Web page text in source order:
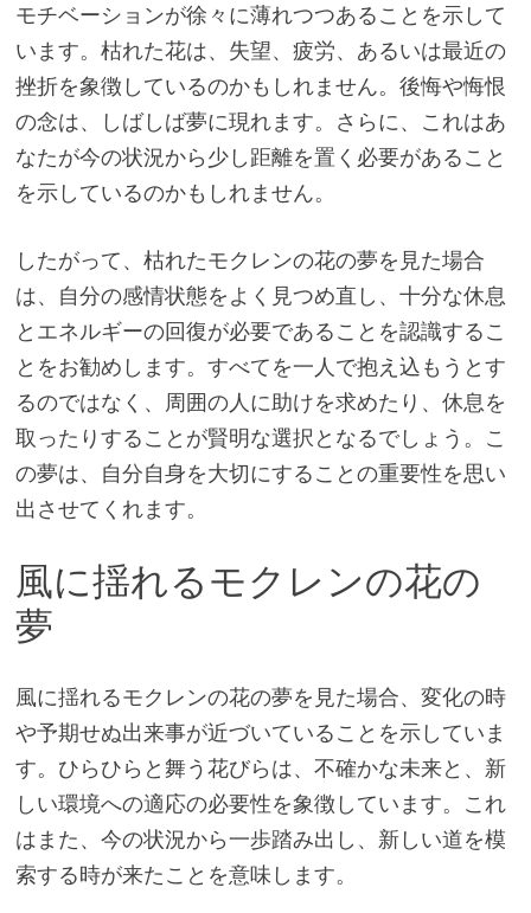
モチベーションが徐々に薄れつつあることを示して
います。枯れた花は、失望、疲労、あるいは最近の
挫折を象徴しているのかもしれません。後悔や悔恨
の念は、しばしば夢に現れます。さらに、これはあ
なたが今の状況から少し距離を置く必要があること
を示しているのかもしれません。
したがって、枯れたモクレンの花の夢を見た場合
は、自分の感情状態をよく見つめ直し、十分な休息
とエネルギーの回復が必要であることを認識するこ
とをお勧めします。すべてを一人で抱え込もうとす
るのではなく、周囲の人に助けを求めたり、休息を
取ったりすることが賢明な選択となるでしょう。こ
の夢は、自分自身を大切にすることの重要性を思い
出させてくれます。
風に揺れるモクレンの花の
夢
風に揺れるモクレンの花の夢を見た場合、変化の時
や予期せぬ出来事が近づいていることを示していま
す。ひらひらと舞う花びらは、不確かな未来と、新
しい環境への適応の必要性を象徴しています。これ
はまた、今の状況から一歩踏み出し、新しい道を模
索する時が来たことを意味します。